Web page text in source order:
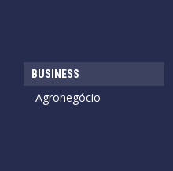
BUSINESS
Agronegócio